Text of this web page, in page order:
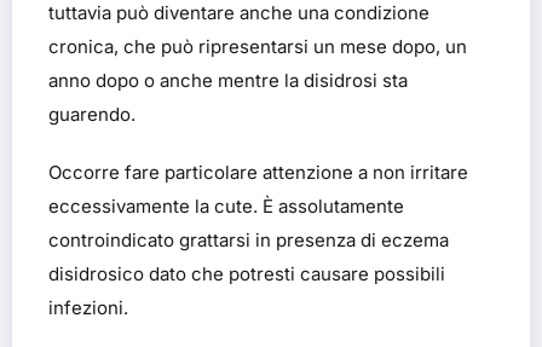
tuttavia può diventare anche una condizione
cronica, che può ripresentarsi un mese dopo, un
anno dopo o anche mentre la disidrosi sta
guarendo.
Occorre fare particolare attenzione a non irritare
eccessivamente la cute. È assolutamente
controindicato grattarsi in presenza di eczema
disidrosico dato che potresti causare possibili
infezioni.